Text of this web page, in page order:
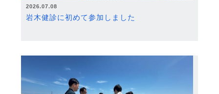
2026.07.08
岩木健診に初めて参加しました